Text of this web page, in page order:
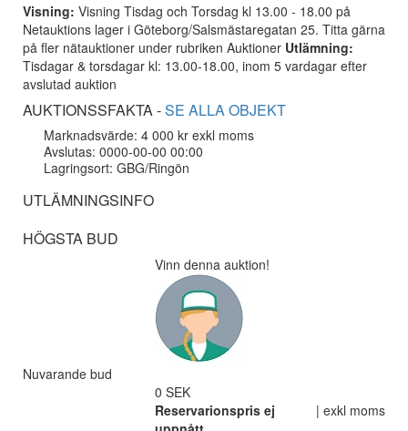
Visning: Visning Tisdag och Torsdag kl 13.00 - 18.00 på
Netauktions lager i Göteborg/Salsmästaregatan 25. Titta gärna
på fler nätauktioner under rubriken Auktioner Utlämning:
Tisdagar & torsdagar kl: 13.00-18.00, inom 5 vardagar efter
avslutad auktion
AUKTIONSSFAKTA -SE ALLA OBJEKT
Marknadsvärde: 4 000 kr exkl moms
Avslutas: 0000-00-00 00:00
Lagringsort: GBG/Ringön
UTLÄMNINGSINFO
HÖGSTA BUD
Vinn denna auktion!
Nuvarande bud
0 SEK
| exkl moms
Reservarionspris ej